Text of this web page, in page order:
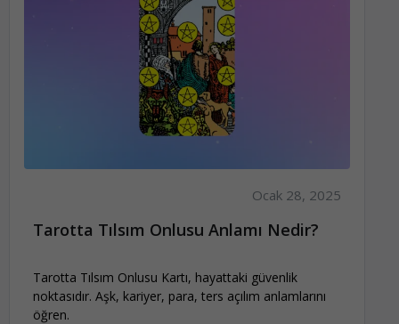
Ocak 28, 2025
Tarotta Tılsım Onlusu Anlamı Nedir?
Tarotta Tılsım Onlusu Kartı, hayattaki güvenlik
noktasıdır. Aşk, kariyer, para, ters açılım anlamlarını
öğren.